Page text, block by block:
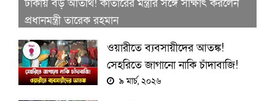
ঢাকায় বড় অতিথি! কাতারের মন্ত্রীর সঙ্গে সাক্ষাৎ করলেন
প্রধানমন্ত্রী তারেক রহমান
ওয়ারীতে ব্যবসায়ীদের আতঙ্ক!
সেহরিতে জাগানো নাকি চাঁদাবাজি!
৯ মার্চ, ২০২৬